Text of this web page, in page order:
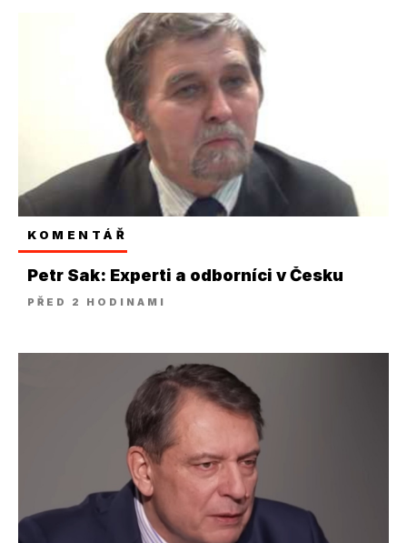
KOMENTÁŘ
Petr Sak: Experti a odborníci v Česku
PŘED 2 HODINAMI